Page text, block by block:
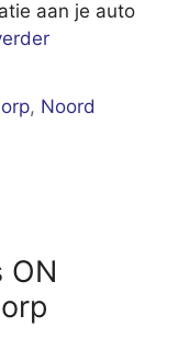
aan je auto
, Noord
ON